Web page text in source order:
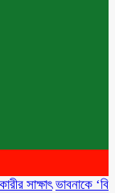
ভাবনাকে ‘বিরল